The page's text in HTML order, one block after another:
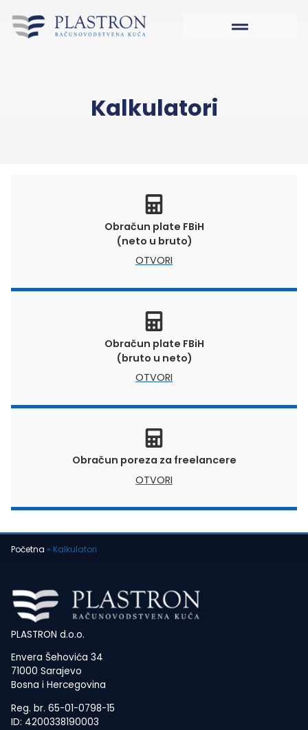
Kalkulatori
Obračun plate FBiH
(neto u bruto)
OTVORI
Obračun plate FBiH
(bruto u neto)
OTVORI
Obračun poreza za freelancere
OTVORI
Početna » Kalkulatori
PLASTRON d.o.o.
Envera Šehovića 34
71000 Sarajevo
Bosna i Hercegovina
Reg. br. 65-01-0798-15
ID: 4200338190003